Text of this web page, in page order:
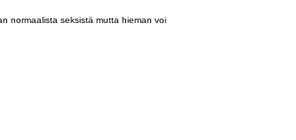
normaalista seksistä mutta hieman voi